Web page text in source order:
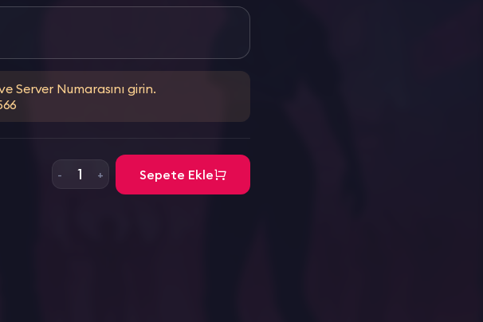
Server Numarasını girin.
- 1 + Sepete Ekle